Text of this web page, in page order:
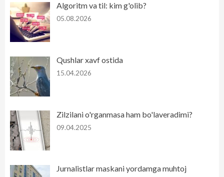
Algoritm va til: kim g'olib?
05.08.2026
Qushlar xavf ostida
15.04.2026
Zilzilani o'rganmasa ham bo'laveradimi?
09.04.2025
Jurnalistlar maskani yordamga muhtoj